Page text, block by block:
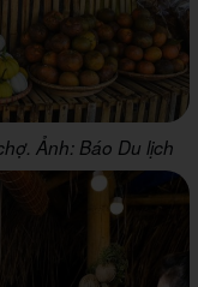
Ảnh: Báo Du lịch